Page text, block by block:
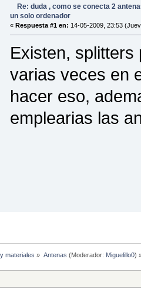
Re: duda , como se conecta 2
un solo ordenador
« Respuesta #1 en: 14-05-2009, 23:53
Existen, splitters
varias veces en
hacer eso,
emplearias las
materiales » Antenas (Moderador: Miguelillo0)